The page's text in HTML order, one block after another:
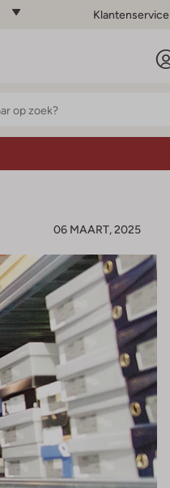
Klantenservice
06 MAART, 2025